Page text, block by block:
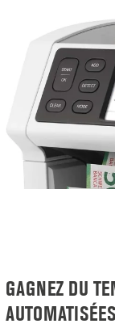
GAGNEZ DU
AUTOMATISÉES